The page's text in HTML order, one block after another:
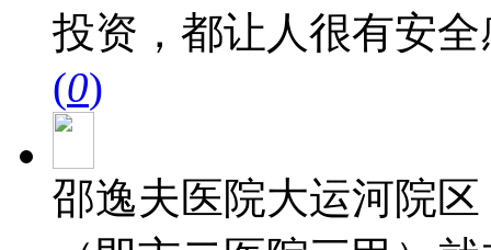
投资，都让人很有安全
(0)
邵逸夫医院大运河院